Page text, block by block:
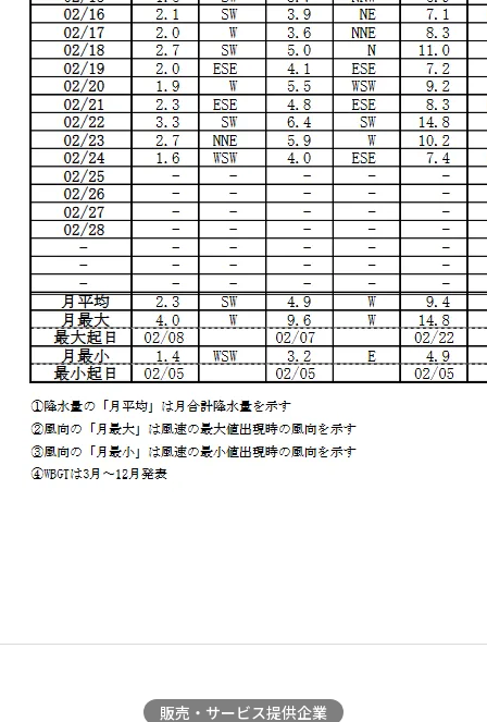
販売・サービス提供企業